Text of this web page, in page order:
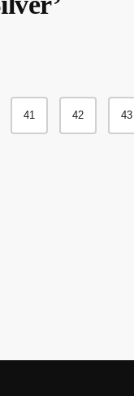
85.00€.
41 42 43